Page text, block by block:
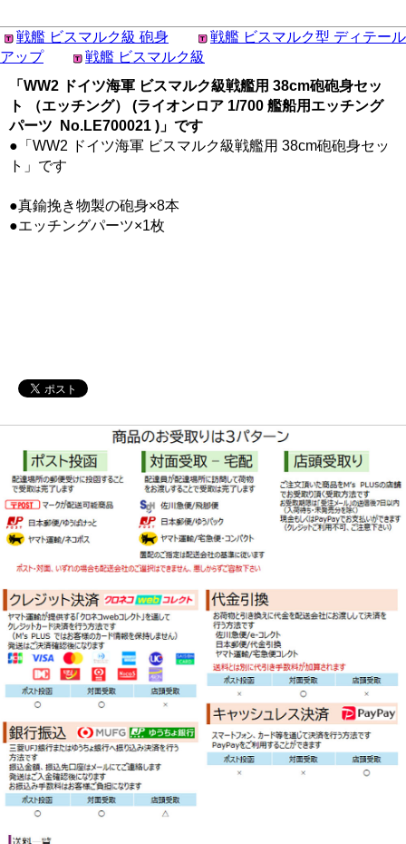
戦艦 ビスマルク級 砲身
戦艦 ビスマルク型 ディテール
アップ
戦艦 ビスマルク級
「WW2 ドイツ海軍 ビスマルク級戦艦用 38cm砲砲身セッ
ト （エッチング） (ライオンロア 1/700 艦船用エッチング
パーツ No.LE700021 )」です
●「WW2 ドイツ海軍 ビスマルク級戦艦用 38cm砲砲身セッ
ト」です
●真鍮挽き物製の砲身×8本
●エッチングパーツ×1枚